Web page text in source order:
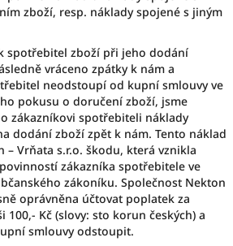
zboží, resp. náklady spojené s jiným
spotřebitel zboží při jeho dodání
vráceno zpátky k nám a
neodstoupí od kupní smlouvy ve
pokusu o doručení zboží, jsme
zákazníkovi spotřebiteli náklady
dodání zboží zpět k nám. Tento náklad
– Vrňata s.r.o. škodu, která vznikla
zákazníka spotřebitele ve
zákoníku. Společnost Nekton
oprávněna účtovat poplatek za
100,- Kč (slovy: sto korun českých) a
smlouvy odstoupit.